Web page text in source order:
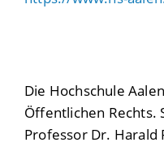
Die Hochschule
Öffentlichen Rechts.
Professor Dr.